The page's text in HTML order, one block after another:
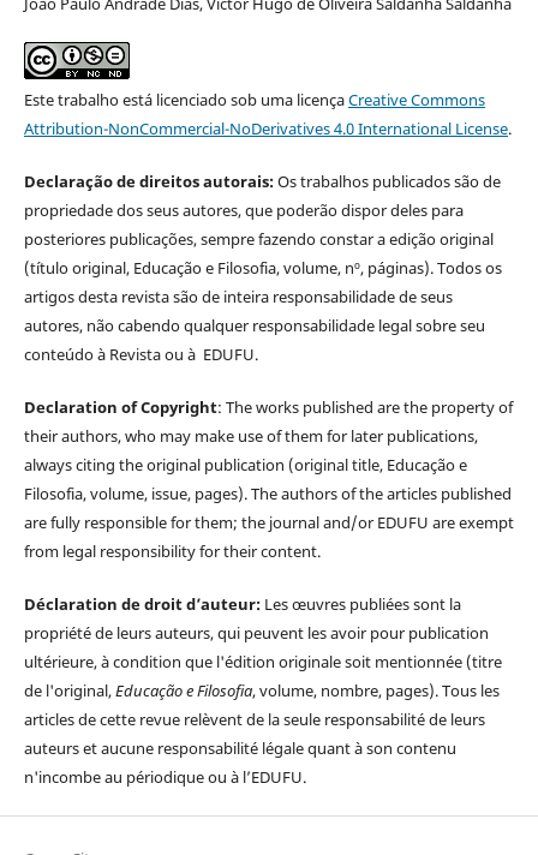
Este trabalho está licenciado sob uma licençaCreative Commons
Attribution-NonCommercial-NoDerivatives 4.0 International License.
Declaração de direitos autorais:Os trabalhos publicados são de
propriedade dos seus autores, que poderão dispor deles para
posteriores publicações, sempre fazendo constar a edição original
(título original, Educação e Filosofia, volume, nº, páginas). Todos os
artigos desta revista são de inteira responsabilidade de seus
autores, não cabendo qualquer responsabilidade legal sobre seu
conteúdo à Revista ou à EDUFU.
Declaration of Copyright: The works published are the property of
their authors, who may make use of them for later publications,
always citing the original publication (original title, Educação e
Filosofia, volume, issue, pages). The authors of the articles published
are fully responsible for them; the journal and/or EDUFU are exempt
from legal responsibility for their content.
Déclaration de droit d’auteur: Les œuvres publiées sont la
propriété de leurs auteurs, qui peuvent les avoir pour publication
ultérieure, à condition que l'édition originale soit mentionnée (titre
de l'original,Educação e Filosofia, volume, nombre, pages). Tous les
articles de cette revue relèvent de la seule responsabilité de leurs
auteurs et aucune responsabilité légale quant à son contenu
n'incombe au périodique ou à l’EDUFU.